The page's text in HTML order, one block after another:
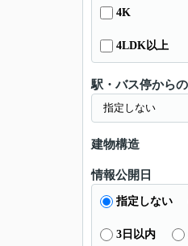
4K
4LDK以上
駅・バス停から
建物構造
情報公開日
指定しない
3日以内